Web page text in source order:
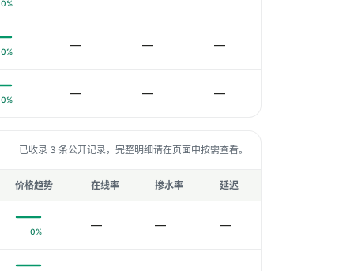
0%
0% — — —
0% — — —
已收录 3 条公开记录，完整明细请在页面中按需查看。
价格趋势 在线率 掺水率 延迟
0% — — —